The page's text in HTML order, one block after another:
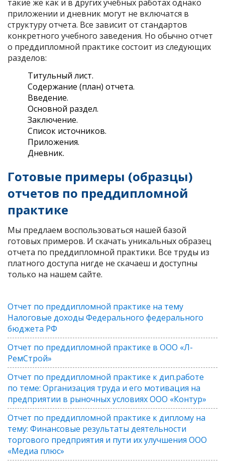
такие же как и в других учебных работах однако
приложении и дневник могут не включатся в
структуру отчета. Все зависит от стандартов
конкретного учебного заведения. Но обычно отчет
о преддипломной практике состоит из следующих
разделов:
Титульный лист.
Содержание (план) отчета.
Введение.
Основной раздел.
Заключение.
Список источников.
Приложения.
Дневник.
Готовые примеры (образцы)
отчетов по преддипломной
практике
Мы предлаем воспользоваться нашей базой
готовых примеров. И скачать уникальных образец
отчета по преддипломной практики. Все труды из
платного доступа нигде не скачаеш и доступны
только на нашем сайте.
Отчет по преддипломной практике на тему
Налоговые доходы Федерального федерального
бюджета РФ
Отчет по преддипломной практике в ООО «Л-
РемСтрой»
Отчет по преддипломной практике к дип.работе
по теме: Организация труда и его мотивация на
предприятии в рыночных условиях ООО «Контур»
Отчет по преддипломной практике к диплому на
тему: Финансовые результаты деятельности
торгового предприятия и пути их улучшения ООО
«Медиа плюс»